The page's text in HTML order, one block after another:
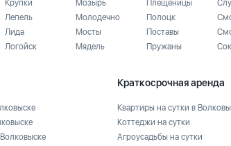
Крупки
Лепель
Лида
Логойск
Мозырь
Молодечно
Мосты
Мядель
Плещеницы
Полоцк
Поставы
Пружаны
Краткосрочная аренда
Квартиры на сутки в
Коттеджи на сутки
Агроусадьбы на сутки